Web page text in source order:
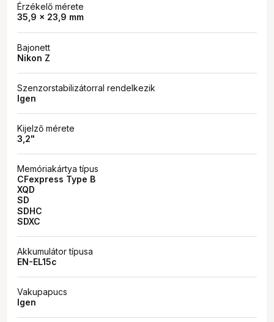
Érzékelő mérete
35,9 x 23,9 mm
Bajonett
Nikon Z
Szenzorstabilizátorral rendelkezik
Igen
Kijelző mérete
3,2"
Memóriakártya típus
CFexpress Type B
XQD
SD
SDHC
SDXC
Akkumulátor típusa
EN-EL15c
Vakupapucs
Igen